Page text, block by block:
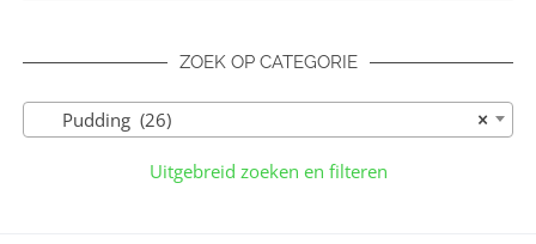
ZOEK OP CATEGORIE
×
Pudding (26)
Uitgebreid zoeken en filteren